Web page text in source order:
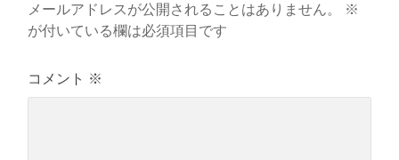
メールアドレスが公開されることはありません。
※
が付いている欄は必須項目です
コメント ※